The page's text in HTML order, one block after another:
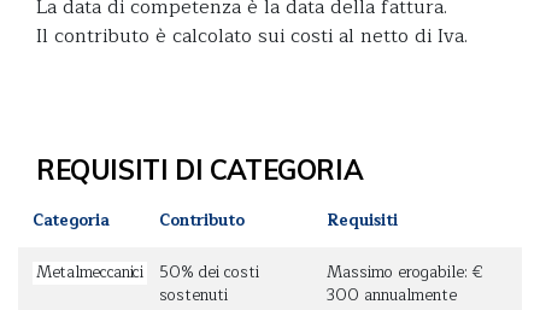
La data di competenza è la data della fattura.
Il contributo è calcolato sui costi al netto di Iva.
REQUISITI DI CATEGORIA
Categoria Contributo
Requisiti
Metalmeccanici
50% dei costi
sostenuti
Massimo erogabile: €
300 annualmente